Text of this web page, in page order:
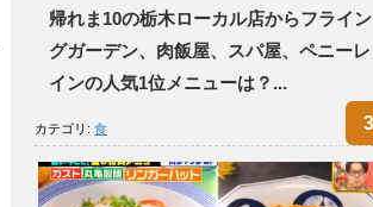
帰れま10の栃木ローカル店からフライン
グガーデン、肉飯屋、スパ屋、ペニーレ
インの人気1位メニューは？...
カテゴリ: 食